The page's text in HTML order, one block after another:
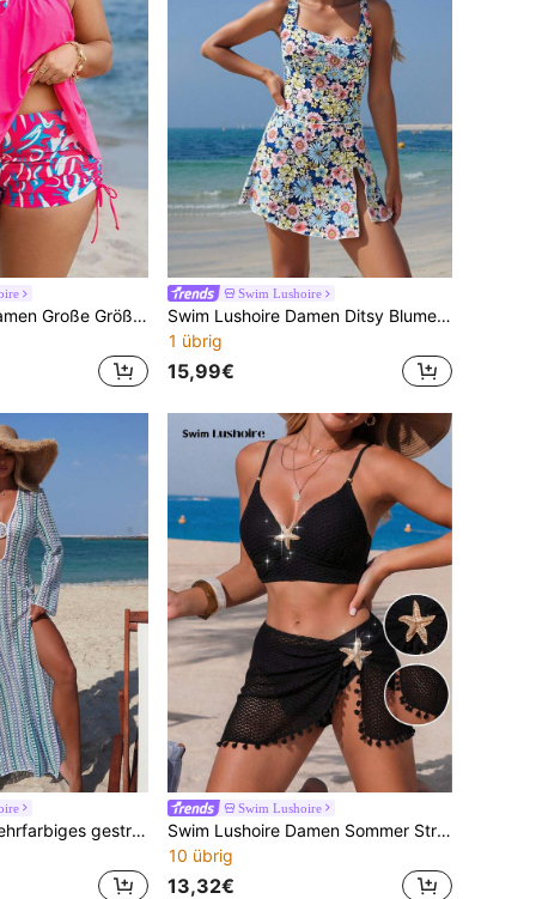
Swim Lushoire Damen Große Größen Sommer Einfarbig Cut Out Design Tankini Top, patchworkfarbenes Blumen-Muster-Top und Blumen-Muster Shorts 2-teiliger Badeanzug
Swim Lushoire
Swim Lushoire Damen Ditsy Blumen Allover Muster Quadratischer Ausschnitt Einteiler Badeanzug für den Strand
1 übrig
15,99€
Swim Lushoire Mehrfarbiges gestricktes Gewebe, eleganter Strandüberwurf für Damen
Swim Lushoire
Swim Lushoire Damen Sommer Strand Urlaub einfarbiges Textilgewebe Seestern Metall Dekor sexy Trägerhemd & Bikini Set
10 übrig
13,32€